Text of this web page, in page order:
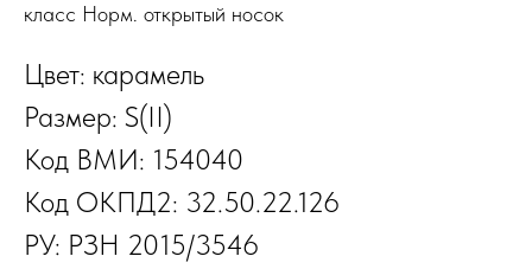
класс Норм. открытый носок
Цвет: карамель
Размер: S(II)
Код ВМИ: 154040
Код ОКПД2: 32.50.22.126
РУ: РЗН 2015/3546